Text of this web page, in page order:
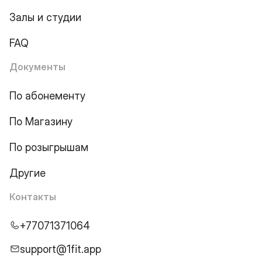
Залы и студии
FAQ
Документы
По абонементу
По Магазину
По розыгрышам
Другие
Контакты
+77071371064
support@1fit.app